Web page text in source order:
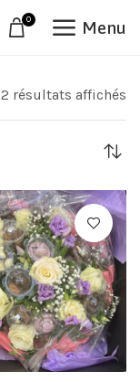
0 Menu
2 résultats affichés